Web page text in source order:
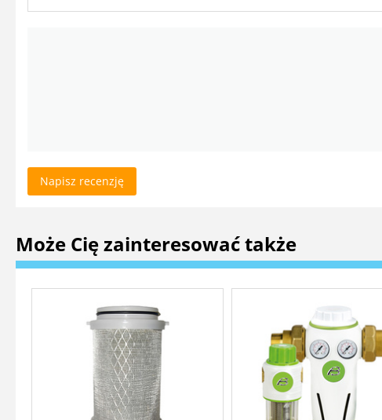
Napisz recenzję
Może Cię zainteresować także